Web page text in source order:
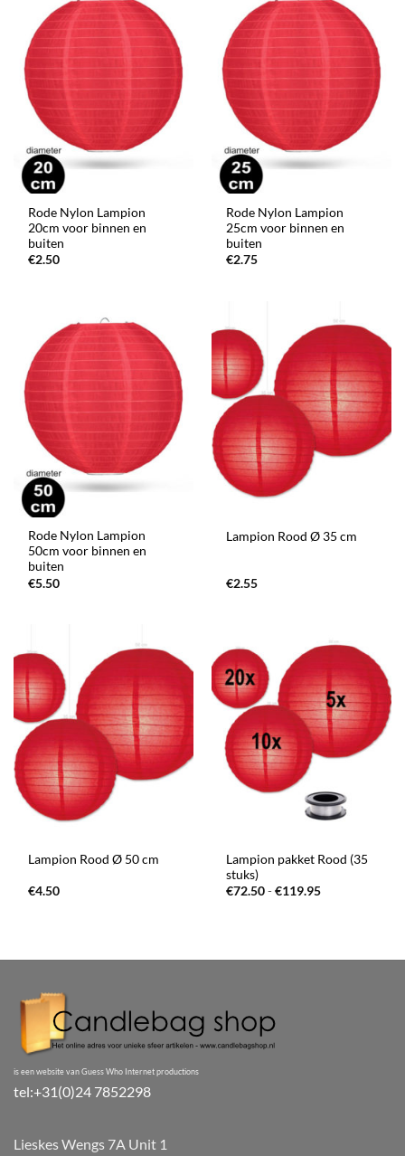
Rode Nylon Lampion
20cm voor binnen en
buiten
€2.50
Rode Nylon Lampion
25cm voor binnen en
buiten
€2.75
Rode Nylon Lampion
50cm voor binnen en
buiten
€5.50
Lampion Rood Ø 35 cm
€2.55
Lampion Rood Ø 50 cm
€4.50
Lampion pakket Rood (35
stuks)
€72.50-€119.95Prijsklasse:
is een website van Guess Who Internet productions
tel:+31(0)24 7852298
Lieskes Wengs 7A Unit 1